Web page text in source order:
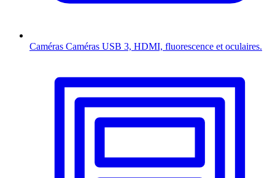
Caméras Caméras USB 3, HDMI, fluorescence et oculaires.